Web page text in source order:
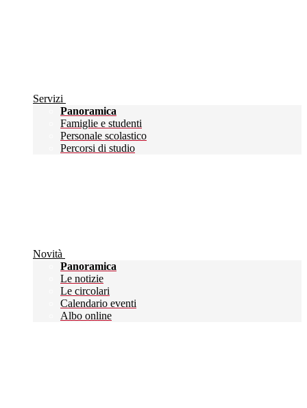
Servizi
Panoramica
Famiglie e studenti
Personale scolastico
Percorsi di studio
Novità
Panoramica
Le notizie
Le circolari
Calendario eventi
Albo online